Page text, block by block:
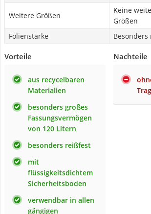
Weitere Größen
Keine
Größen
Folienstärke
Vorteile
aus recycelbaren
Materialien
besonders großes
Fassungsvermögen
von 120 Litern
besonders reißfest
mit
flüssigkeitsdichtem
Sicherheitsboden
verwendbar in allen
gängigen
Nachteile